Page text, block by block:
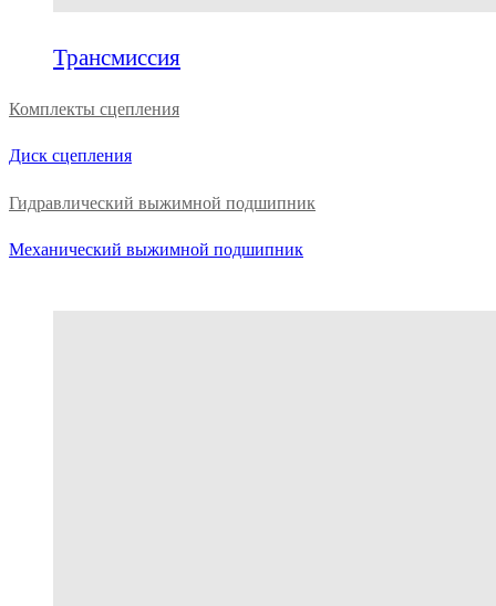
Трансмиссия
Комплекты сцепления
Диск сцепления
Гидравлический выжимной подшипник
Механический выжимной подшипник